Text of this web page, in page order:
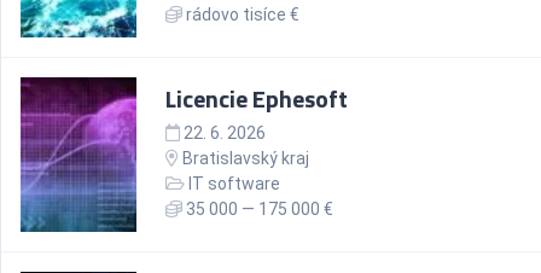
rádovo tisíce €
Licencie Ephesoft
22. 6. 2026
Bratislavský kraj
IT software
35 000 — 175 000 €